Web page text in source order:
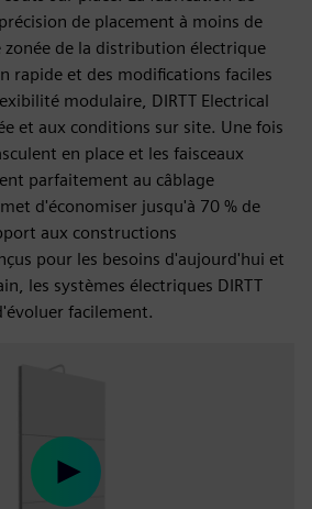
de placement à moins de
zonée de la distribution électrique
rapide et des modifications faciles
modulaire, DIRTT Electrical
et aux conditions sur site. Une fois
en place et les faisceaux
parfaitement au câblage
d'économiser jusqu'à 70 % de
aux constructions
pour les besoins d'aujourd'hui et
les systèmes électriques DIRTT
facilement.
Play